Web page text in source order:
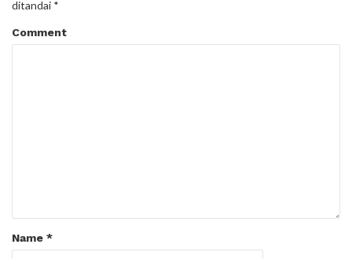
ditandai *
Comment
Name *